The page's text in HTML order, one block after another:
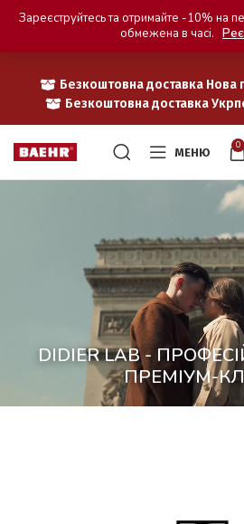
Безкоштовна доставка Нова
Безкоштовна доставка
МЕНЮ
0
DIDIER LAB -
ПРЕМІУМ-
Зареєструйтесь та отримайте -10% на
обмежена в часі.